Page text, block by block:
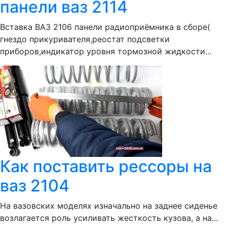
панели ваз 2114
Вставка ВАЗ 2106 панели радиоприёмника в сборе(
гнездо прикуривателя,реостат подсветки
приборов,индикатор уровня тормозной жидкости...
Как поставить рессоры на
ваз 2104
На вазовских моделях изначально на заднее сиденье
возлагается роль усиливать жесткость кузова, а на...